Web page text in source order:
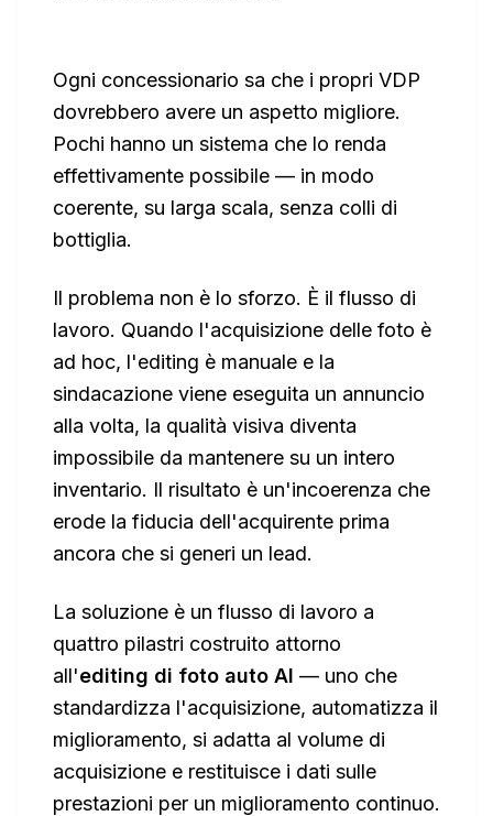
Ogni concessionario sa che i propri VDP
dovrebbero avere un aspetto migliore.
Pochi hanno un sistema che lo renda
effettivamente possibile — in modo
coerente, su larga scala, senza colli di
bottiglia.
Il problema non è lo sforzo. È il flusso di
lavoro. Quando l'acquisizione delle foto è
ad hoc, l'editing è manuale e la
sindacazione viene eseguita un annuncio
alla volta, la qualità visiva diventa
impossibile da mantenere su un intero
inventario. Il risultato è un'incoerenza che
erode la fiducia dell'acquirente prima
ancora che si generi un lead.
La soluzione è un flusso di lavoro a
quattro pilastri costruito attorno
all'editing di foto auto AI — uno che
standardizza l'acquisizione, automatizza il
miglioramento, si adatta al volume di
acquisizione e restituisce i dati sulle
prestazioni per un miglioramento continuo.